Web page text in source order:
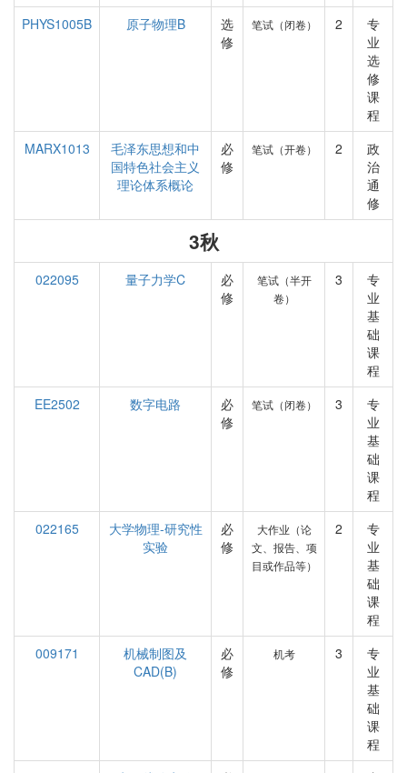
PHYS1005B
原子物理B
选
修
笔试（闭卷） 2
专
业
选
修
课
程
MARX1013
毛泽东思想和中
国特色社会主义
理论体系概论
必
修
笔试（开卷） 2
政
治
通
修
3秋
022095 量子力学C
必
修
笔试（半开
卷）
3
专
业
基
础
课
程
EE2502
数字电路
必
修
笔试（闭卷） 3
专
业
基
础
课
程
022165
大学物理-研究性
实验
必
修
大作业（论
文、报告、项
目或作品等）
2
专
业
基
础
课
程
009171
机械制图及
CAD(B)
必
修
机考 3
专
业
基
础
课
程